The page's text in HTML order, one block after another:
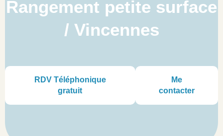
Rangement petite surface
/ Vincennes
RDV Téléphonique
gratuit
Me
contacter